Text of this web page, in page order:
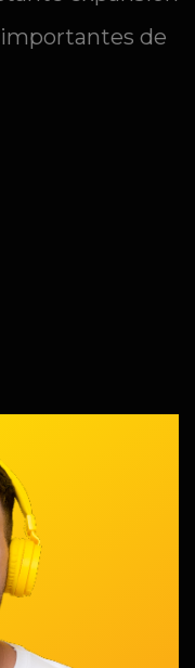
de